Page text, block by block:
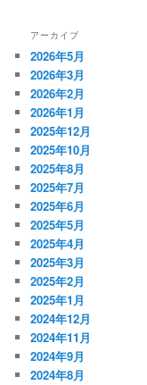
アーカイブ
2026年5月
2026年3月
2026年2月
2026年1月
2025年12月
2025年10月
2025年8月
2025年7月
2025年6月
2025年5月
2025年4月
2025年3月
2025年2月
2025年1月
2024年12月
2024年11月
2024年9月
2024年8月